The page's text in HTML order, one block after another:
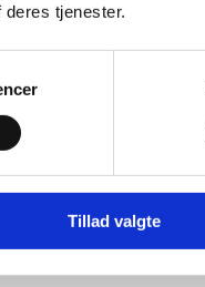
tjenester.
Tillad valgte